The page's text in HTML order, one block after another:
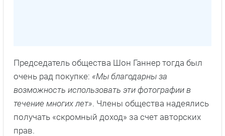
Председатель общества Шон Ганнер тогда был
очень рад покупке: «Мы благодарны за
возможность использовать эти фотографии в
течение многих лет». Члены общества надеялись
получать «скромный доход» за счет авторских
прав.